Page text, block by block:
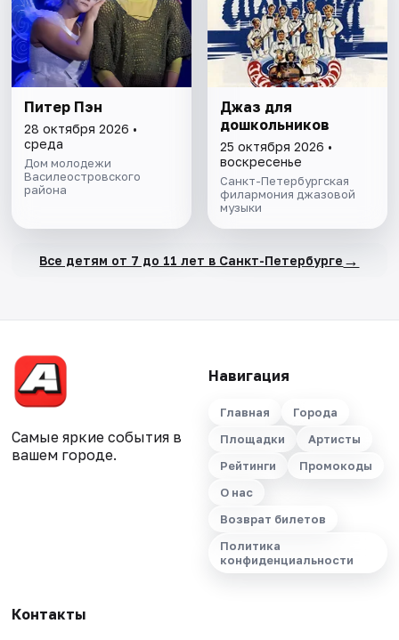
Питер Пэн
28 октября 2026 •
среда
Дом молодежи
Василеостровского
района
Джаз для
дошкольников
25 октября 2026 •
воскресенье
Санкт-Петербургская
филармония джазовой
музыки
Все детям от 7 до 11 лет в Санкт-Петербурге →
Самые яркие события в
вашем городе.
Навигация
Главная
Города
Площадки
Артисты
Рейтинги
Промокоды
О нас
Возврат билетов
Политика
конфиденциальности
Контакты